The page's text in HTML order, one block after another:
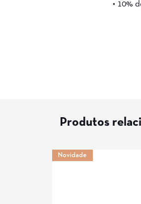
• 10%
Produtos
Novidade